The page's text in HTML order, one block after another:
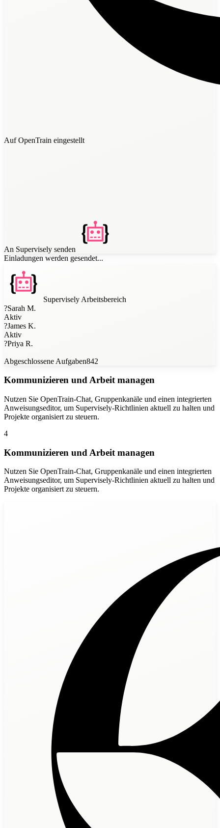
Auf OpenTrain eingestellt
An Supervisely senden
Einladungen werden gesendet...
Supervisely Arbeitsbereich
?Sarah M.
Aktiv
?James K.
Aktiv
?Priya R.
Abgeschlossene Aufgaben842
Kommunizieren und Arbeit managen
Nutzen Sie OpenTrain-Chat, Gruppenkanäle und einen integrierten
Anweisungseditor, um Supervisely-Richtlinien aktuell zu halten und
Projekte organisiert zu steuern.
4
Kommunizieren und Arbeit managen
Nutzen Sie OpenTrain-Chat, Gruppenkanäle und einen integrierten
Anweisungseditor, um Supervisely-Richtlinien aktuell zu halten und
Projekte organisiert zu steuern.